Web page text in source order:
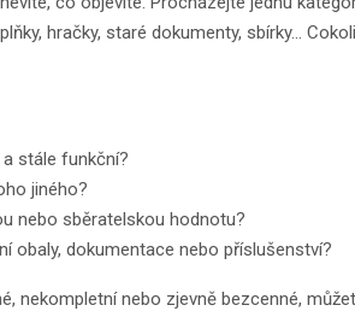
hračky, staré dokumenty, sbírky…
stále funkční?
jiného?
nebo sběratelskou hodnotu?
obaly, dokumentace nebo příslušenství?
nekompletní nebo zjevně bezcenné,